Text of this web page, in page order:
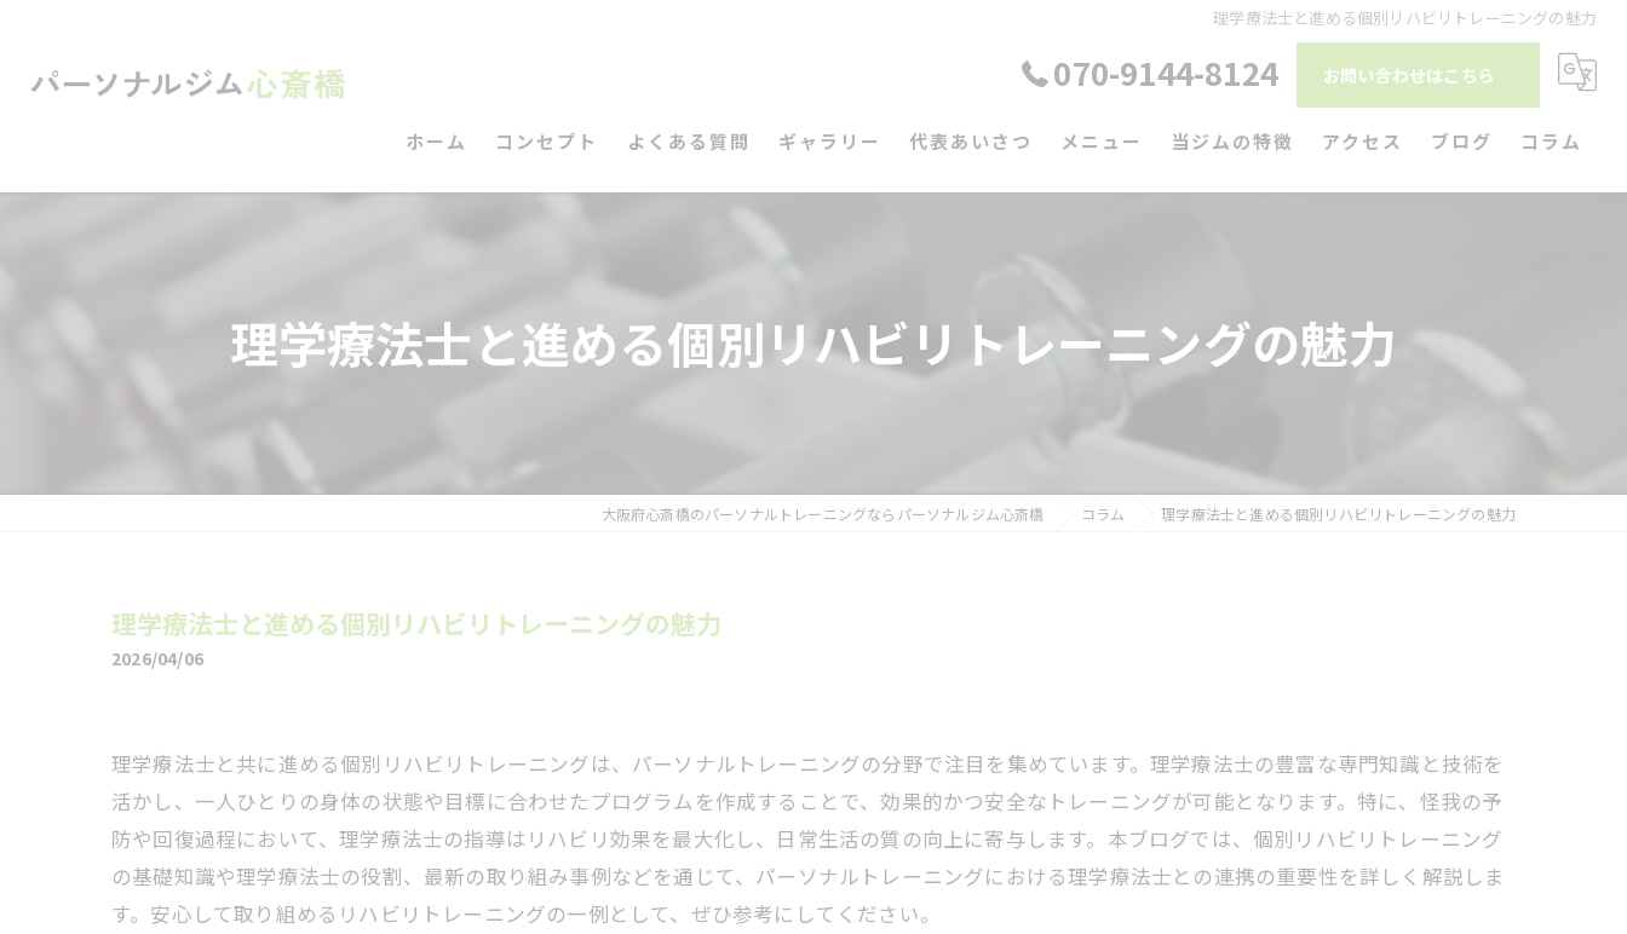
理学療法士と進める個別リハビリトレーニングの魅力
070-9144-8124 お問い合わせはこちら
ホーム コンセプト よくある質問 ギャラリー 代表あいさつ メニュー 当ジムの特徴
リハビリ
アクセス ブログ コラム
理学療法士と進める個別リハビリトレーニングの魅力
大阪府心斎橋のパーソナルトレーニングならパーソナルジム心斎橋 コラム 理学療法士と進める個別リハビリトレーニングの魅力
理学療法士と進める個別リハビリトレーニングの魅力
2026/04/06
理学療法士と共に進める個別リハビリトレーニングは、パーソナルトレーニングの分野で注目を集めています。理学療法士の豊富な専門知識と技術を
活かし、一人ひとりの身体の状態や目標に合わせたプログラムを作成することで、効果的かつ安全なトレーニングが可能となります。特に、怪我の予
防や回復過程において、理学療法士の指導はリハビリ効果を最大化し、日常生活の質の向上に寄与します。本ブログでは、個別リハビリトレーニング
の基礎知識や理学療法士の役割、最新の取り組み事例などを通じて、パーソナルトレーニングにおける理学療法士との連携の重要性を詳しく解説しま
す。安心して取り組めるリハビリトレーニングの一例として、ぜひ参考にしてください。